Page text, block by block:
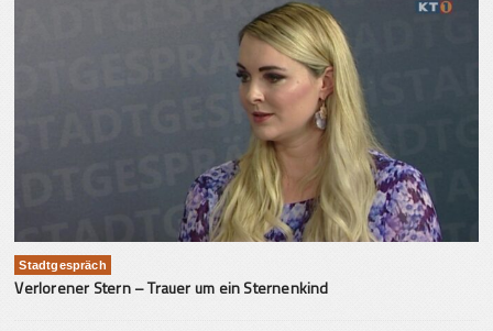
Stadtgespräch
Verlorener Stern – Trauer um ein Sternenkind